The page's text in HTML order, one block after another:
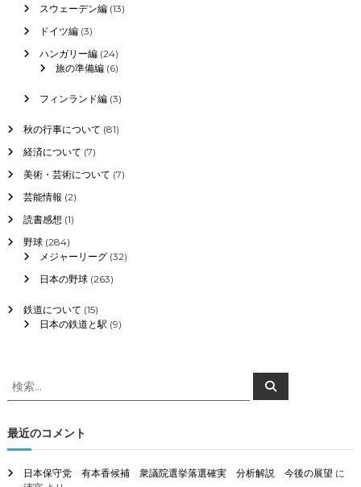
スウェーデン編(13)
ドイツ編(3)
ハンガリー編(24)
旅の準備編(6)
フィンランド編(3)
秋の行事について (81)
経済について (7)
美術・芸術について (7)
芸能情報 (2)
読書感想 (1)
野球(284)
メジャーリーグ(32)
日本の野球(263)
鉄道について (15)
日本の鉄道と駅 (9)
検
索
象
:
検
索
最近のコメント
日本保守党 有本香候補 衆議院選挙落選確実 分析解説 今後の展望 に